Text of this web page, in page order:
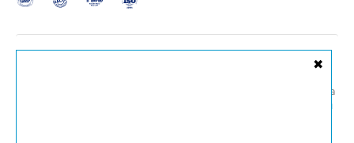
✖
Мы гарантируем надлежащее качество реализуемого товара
магазины